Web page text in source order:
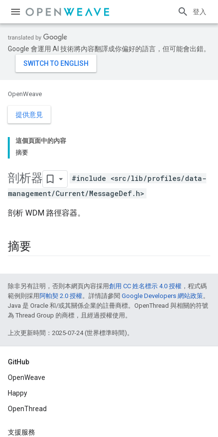
登入
Google 會運用 AI 技術將內容翻譯成你偏好的語言，但可能會出錯。
OpenWeave
提供意見
這個頁面中的內容
摘要
剖析器
#include <src/lib/profiles/data-
management/Current/MessageDef.h>
剖析 WDM 路徑容器。
摘要
除非另有註明，否則本網頁內容採用創用 CC 姓名標示 4.0 授權 ，程式碼
範例則採用 阿帕契 2.0 授權。詳情請參閱 Google Developers 網站政策。
Java 是 Oracle 和/或其關係企業的註冊商標。OpenThread 與相關的符號
為 Thread Group 的商標，且經過授權使用。
上次更新時間：2025-07-24 (世界標準時間)。
GitHub
OpenWeave
Happy
OpenThread
支援服務